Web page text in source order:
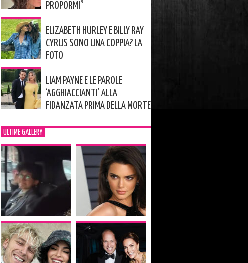
PROPORMI”
ELIZABETH HURLEY E BILLY RAY
CYRUS SONO UNA COPPIA? LA
FOTO
LIAM PAYNE E LE PAROLE
‘AGGHIACCIANTI’ ALLA
FIDANZATA PRIMA DELLA MORTE
ULTIME GALLERY